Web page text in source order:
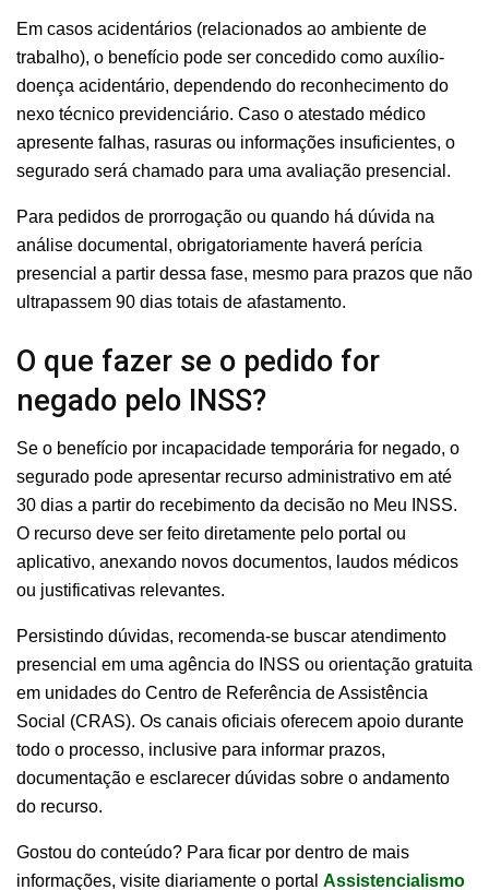
Em casos acidentários (relacionados ao ambiente de
trabalho), o benefício pode ser concedido como auxílio-
doença acidentário, dependendo do reconhecimento do
nexo técnico previdenciário. Caso o atestado médico
apresente falhas, rasuras ou informações insuficientes, o
segurado será chamado para uma avaliação presencial.
Para pedidos de prorrogação ou quando há dúvida na
análise documental, obrigatoriamente haverá perícia
presencial a partir dessa fase, mesmo para prazos que não
ultrapassem 90 dias totais de afastamento.
O que fazer se o pedido for
negado pelo INSS?
Se o benefício por incapacidade temporária for negado, o
segurado pode apresentar recurso administrativo em até
30 dias a partir do recebimento da decisão no Meu INSS.
O recurso deve ser feito diretamente pelo portal ou
aplicativo, anexando novos documentos, laudos médicos
ou justificativas relevantes.
Persistindo dúvidas, recomenda-se buscar atendimento
presencial em uma agência do INSS ou orientação gratuita
em unidades do Centro de Referência de Assistência
Social (CRAS). Os canais oficiais oferecem apoio durante
todo o processo, inclusive para informar prazos,
documentação e esclarecer dúvidas sobre o andamento
do recurso.
Gostou do conteúdo? Para ficar por dentro de mais
informações, visite diariamente o portal Assistencialismo